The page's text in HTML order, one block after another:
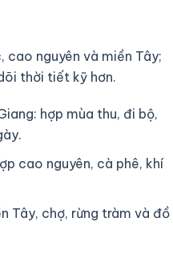
cao nguyên và miền Tây;
thời tiết kỹ hơn.
hợp mùa thu, đi bộ,
cao nguyên, cà phê, khí
Tây, chợ, rừng tràm và đồ